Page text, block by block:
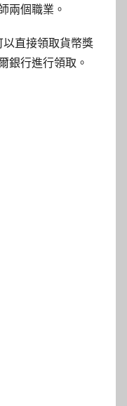
兩個職業。
直接領取貨幣獎
銀行進行領取。